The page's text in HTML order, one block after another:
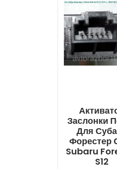
Заслонки
Для
Форестер
Subaru
S12